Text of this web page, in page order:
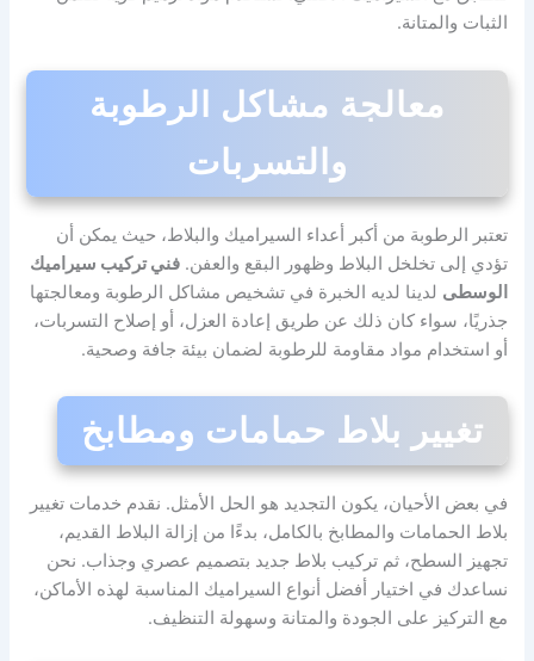
الثبات والمتانة.
معالجة مشاكل الرطوبة
والتسربات
تعتبر الرطوبة من أكبر أعداء السيراميك والبلاط، حيث يمكن أن
تؤدي إلى تخلخل البلاط وظهور البقع والعفن.فني تركيب سيراميك
الوسطى لدينا لديه الخبرة في تشخيص مشاكل الرطوبة ومعالجتها
جذريًا، سواء كان ذلك عن طريق إعادة العزل، أو إصلاح التسربات،
أو استخدام مواد مقاومة للرطوبة لضمان بيئة جافة وصحية.
تغيير بلاط حمامات ومطابخ
في بعض الأحيان، يكون التجديد هو الحل الأمثل. نقدم خدمات تغيير
بلاط الحمامات والمطابخ بالكامل، بدءًا من إزالة البلاط القديم،
تجهيز السطح، ثم تركيب بلاط جديد بتصميم عصري وجذاب. نحن
نساعدك في اختيار أفضل أنواع السيراميك المناسبة لهذه الأماكن،
مع التركيز على الجودة والمتانة وسهولة التنظيف.